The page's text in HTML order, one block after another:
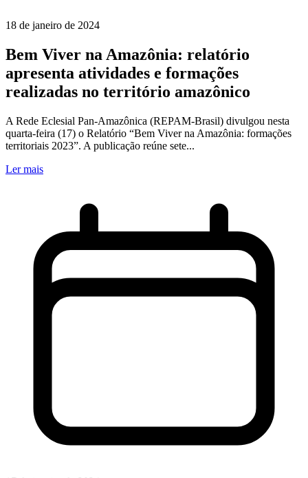
18 de janeiro de 2024
Bem Viver na Amazônia: relatório
apresenta atividades e formações
realizadas no território amazônico
A Rede Eclesial Pan-Amazônica (REPAM-Brasil) divulgou nesta
quarta-feira (17) o Relatório “Bem Viver na Amazônia: formações
territoriais 2023”. A publicação reúne sete...
Ler mais